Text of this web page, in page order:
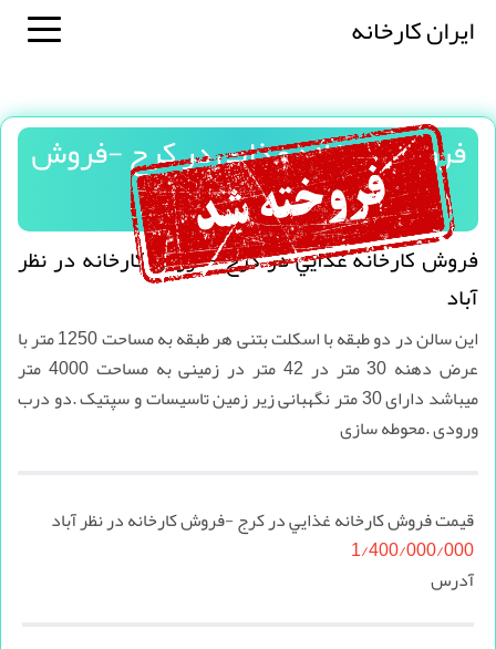
ایران کارخانه
فروش كارخانه غذايي در كرج -فروش
كارخانه در نظر آباد
فروش كارخانه غذايي در كرج -فروش كارخانه در نظر
آباد
این سالن در دو طبقه با اسکلت بتنی هر طبقه به مساحت 1250 متر با
عرض دهنه 30 متر در 42 متر در زمینی به مساحت 4000 متر
میباشد دارای 30 متر نگهبانی زیر زمین تاسیسات و سپتیک .دو درب
ورودی .محوطه سازی
قیمت فروش كارخانه غذايي در كرج -فروش كارخانه در نظر آباد
1/400/000/000
آدرس